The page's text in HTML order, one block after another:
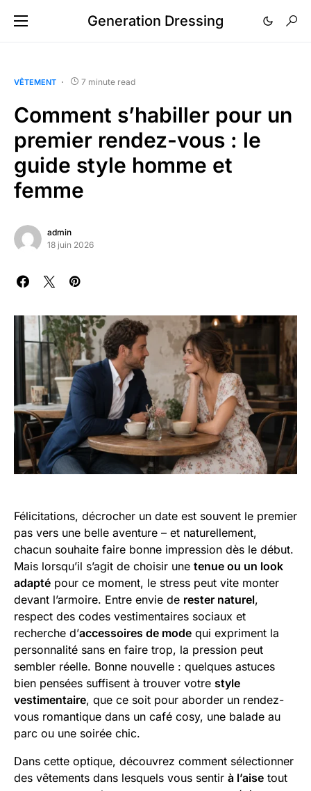
Generation Dressing
VÊTEMENT 7 minute read
Comment s’habiller pour un
premier rendez-vous : le
guide style homme et
femme
admin
18 juin 2026
Félicitations, décrocher un date est souvent le premier
pas vers une belle aventure – et naturellement,
chacun souhaite faire bonne impression dès le début.
Mais lorsqu’il s’agit de choisir une tenue ou un look
adapté pour ce moment, le stress peut vite monter
devant l’armoire. Entre envie de rester naturel,
respect des codes vestimentaires sociaux et
recherche d’accessoires de mode qui expriment la
personnalité sans en faire trop, la pression peut
sembler réelle. Bonne nouvelle : quelques astuces
bien pensées suffisent à trouver votre style
vestimentaire, que ce soit pour aborder un rendez-
vous romantique dans un café cosy, une balade au
parc ou une soirée chic.
Dans cette optique, découvrez comment sélectionner
des vêtements dans lesquels vous sentir à l’aise tout